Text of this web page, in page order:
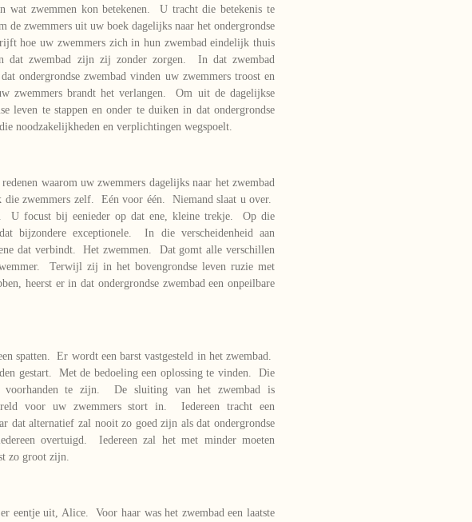
wat zwemmen kon betekenen. U tracht die betekenis te
de zwemmers uit uw boek dagelijks naar het ondergrondse
hoe uw zwemmers zich in hun zwembad eindelijk thuis
zwembad zijn zij zonder zorgen. In dat zwembad
ondergrondse zwembad vinden uw zwemmers troost en
zwemmers brandt het verlangen. Om uit de dagelijkse
leven te stappen en onder te duiken in dat ondergrondse
noodzakelijkheden en verplichtingen wegspoelt.
waarom uw zwemmers dagelijks naar het zwembad
zwemmers zelf. Eén voor één. Niemand slaat u over.
U focust bij eenieder op dat ene, kleine trekje. Op die
bijzondere exceptionele. In die verscheidenheid aan
dat verbindt. Het zwemmen. Dat gomt alle verschillen
Terwijl zij in het bovengrondse leven ruzie met
heerst er in dat ondergrondse zwembad een onpeilbare
spatten. Er wordt een barst vastgesteld in het zwembad.
gestart. Met de bedoeling een oplossing te vinden. Die
voorhanden te zijn. De sluiting van het zwembad is
voor uw zwemmers stort in. Iedereen tracht een
dat alternatief zal nooit zo goed zijn als dat ondergrondse
overtuigd. Iedereen zal het met minder moeten
zo groot zijn.
eentje uit, Alice. Voor haar was het zwembad een laatste